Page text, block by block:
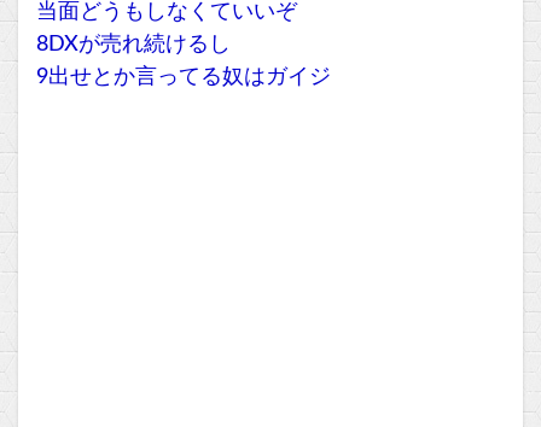
当面どうもしなくていいぞ
8DXが売れ続けるし
9出せとか言ってる奴はガイジ